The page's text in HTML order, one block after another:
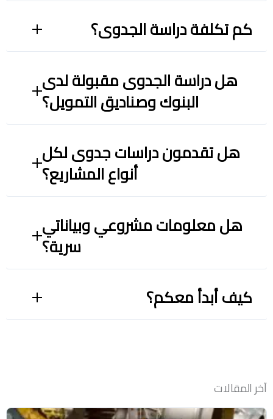
كم تكلفة دراسة الجدوى؟
هل دراسة الجدوى مقبولة لدى
البنوك وصناديق التمويل؟
هل تقدمون دراسات جدوى لكل
أنواع المشاريع؟
هل معلومات مشروعي وبياناتي
سرية؟
كيف أبدأ معكم؟
آخر المقالات